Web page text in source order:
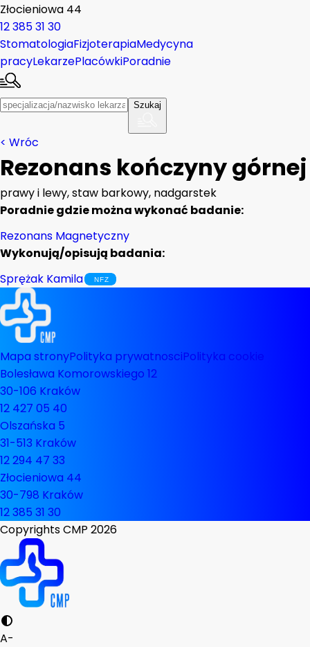
Złocieniowa 44
12 385 31 30
StomatologiaFizjoterapiaMedycyna
pracyLekarzePlacówkiPoradnie
Szukaj
< Wróc
Rezonans kończyny górnej
prawy i lewy, staw barkowy, nadgarstek
Poradnie gdzie można wykonać badanie:
Rezonans Magnetyczny
Wykonują/opisują badania:
Sprężak Kamila
Mapa stronyPolityka prywatnosciPolityka cookie
Bolesława Komorowskiego 12
30-106 Kraków
12 427 05 40
Olszańska 5
31-513 Kraków
12 294 47 33
Złocieniowa 44
30-798 Kraków
12 385 31 30
Copyrights CMP 2026
A-